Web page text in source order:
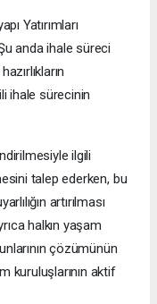
Yatırımları
anda ihale süreci
ihale sürecinin
ilgili
talep ederken, bu
artırılması
halkın yaşam
çözümünün
kuruluşlarının aktif